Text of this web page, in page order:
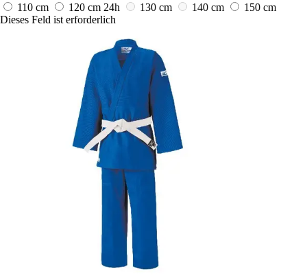
110 cm
120 cm 24h 130 cm 140 cm
150 cm
Dieses Feld ist erforderlich